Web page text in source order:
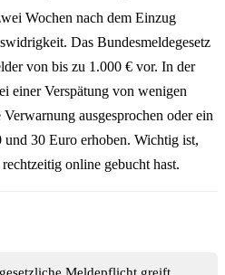
Wochen nach dem Einzug
Das Bundesmeldegesetz
von bis zu 1.000 € vor. In der
einer Verspätung von wenigen
ausgesprochen oder ein
30 Euro erhoben. Wichtig ist,
online gebucht hast.